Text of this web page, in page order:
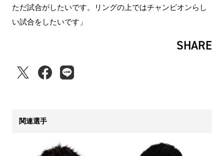
ただ試合がしたいです。リングの上ではチャンピオンらし
い試合をしたいです」
SHARE
関連選手